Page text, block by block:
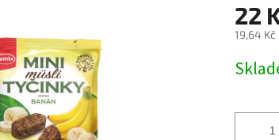
22
19,64 Kč
cena: